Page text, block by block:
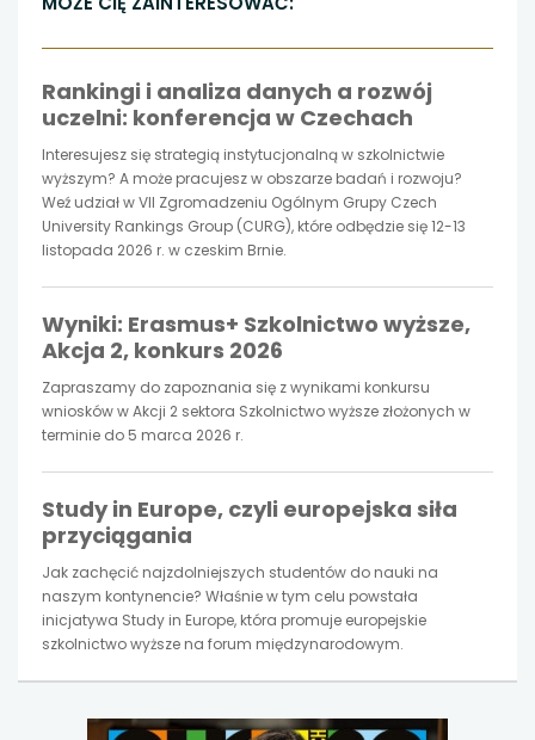
się
w
nowej
karcie
się
w
nowej
otwiera
się
w
nowej
Rankingi i analiza danych a rozwój
uczelni: konferencja w Czechach
Interesujesz się strategią instytucjonalną w szkolnictwie
wyższym? A może pracujesz w obszarze badań i rozwoju?
Weź udział w VII Zgromadzeniu Ogólnym Grupy Czech
University Rankings Group (CURG), które odbędzie się 12-13
listopada 2026 r. w czeskim Brnie.
Wyniki: Erasmus+ Szkolnictwo wyższe,
Akcja 2, konkurs 2026
Zapraszamy do zapoznania się z wynikami konkursu
wniosków w Akcji 2 sektora Szkolnictwo wyższe złożonych w
terminie do 5 marca 2026 r.
Study in Europe, czyli europejska siła
przyciągania
Jak zachęcić najzdolniejszych studentów do nauki na
naszym kontynencie? Właśnie w tym celu powstała
inicjatywa Study in Europe, która promuje europejskie
szkolnictwo wyższe na forum międzynarodowym.